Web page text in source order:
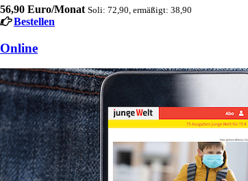
56,90 Euro/Monat Soli: 72,90, ermäßigt: 38,90
Bestellen
Online